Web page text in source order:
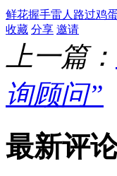
鲜花握手雷人 路过鸡蛋
收藏 分享 邀请
上一篇：
询顾问”
最新评